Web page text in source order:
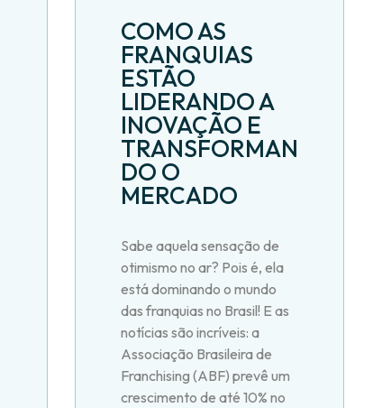
COMO AS
FRANQUIAS
ESTÃO
LIDERANDO A
INOVAÇÃO E
TRANSFORMAN
DO O
MERCADO
Sabe aquela sensação de
otimismo no ar? Pois é, ela
está dominando o mundo
das franquias no Brasil! E as
notícias são incríveis: a
Associação Brasileira de
Franchising (ABF) prevê um
crescimento de até 10% no